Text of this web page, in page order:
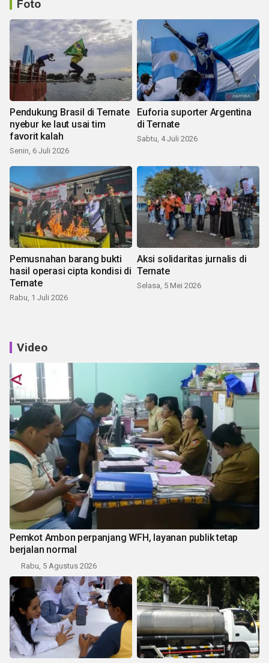
Foto
Pendukung Brasil di Ternate
nyebur ke laut usai tim
favorit kalah
Senin, 6 Juli 2026
Euforia suporter Argentina
di Ternate
Sabtu, 4 Juli 2026
Pemusnahan barang bukti
hasil operasi cipta kondisi di
Ternate
Rabu, 1 Juli 2026
Aksi solidaritas jurnalis di
Ternate
Selasa, 5 Mei 2026
Video
Pemkot Ambon perpanjang WFH, layanan publik tetap
berjalan normal
Rabu, 5 Agustus 2026